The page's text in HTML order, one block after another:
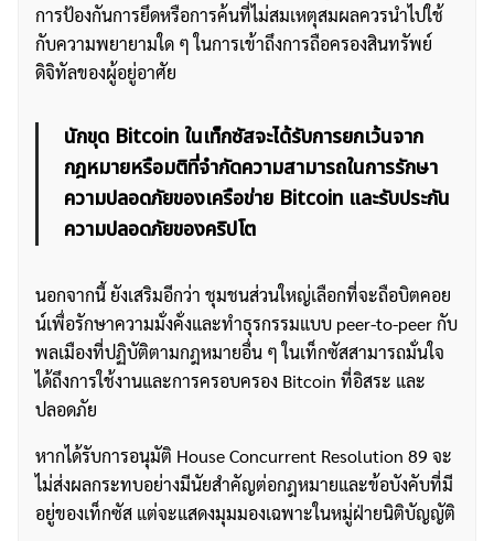
การป้องกันการยึดหรือการค้นที่ไม่สมเหตุสมผลควรนำไปใช้
กับความพยายามใด ๆ ในการเข้าถึงการถือครองสินทรัพย์
ดิจิทัลของผู้อยู่อาศัย
นักขุด Bitcoin ในเท็กซัสจะได้รับการยกเว้นจาก
กฎหมายหรือมติที่จำกัดความสามารถในการรักษา
ความปลอดภัยของเครือข่าย Bitcoin และรับประกัน
ความปลอดภัยของคริปโต
นอกจากนี้ ยังเสริมอีกว่า ชุมชนส่วนใหญ่เลือกที่จะถือบิตคอย
น์เพื่อรักษาความมั่งคั่งและทำธุรกรรมแบบ peer-to-peer กับ
พลเมืองที่ปฏิบัติตามกฎหมายอื่น ๆ ในเท็กซัสสามารถมั่นใจ
ได้ถึงการใช้งานและการครอบครอง Bitcoin ที่อิสระ และ
ปลอดภัย
หากได้รับการอนุมัติ House Concurrent Resolution 89 จะ
ไม่ส่งผลกระทบอย่างมีนัยสำคัญต่อกฎหมายและข้อบังคับที่มี
อยู่ของเท็กซัส แต่จะแสดงมุมมองเฉพาะในหมู่ฝ่ายนิติบัญญัติ